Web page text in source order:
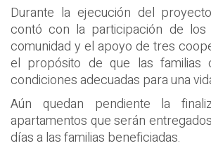
Durante la ejecución del
contó con la participación de
comunidad y el apoyo de tres
el propósito de que las familias
condiciones adecuadas para una
Aún quedan pendiente la
apartamentos que serán
días a las familias beneficiadas.